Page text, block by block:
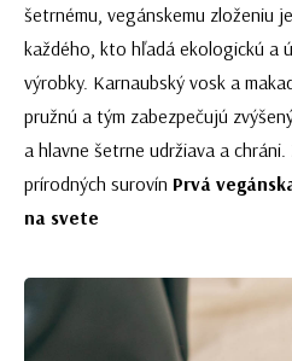
šetrnému, vegánskemu zloženiu
každého, kto hľadá ekologickú a
výrobky. Karnaubský vosk a
pružnú a tým zabezpečujú
a hlavne šetrne udržiava a
prírodných surovín Prvá
na svete